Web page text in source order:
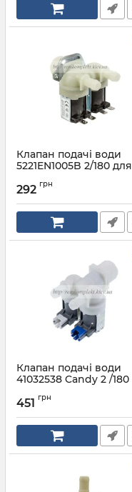
Клапан подачі води
5221EN1005B 2/180 для
Артикул:
292 грн
Клапан подачі води
41032538 Candy 2 /180
451 грн